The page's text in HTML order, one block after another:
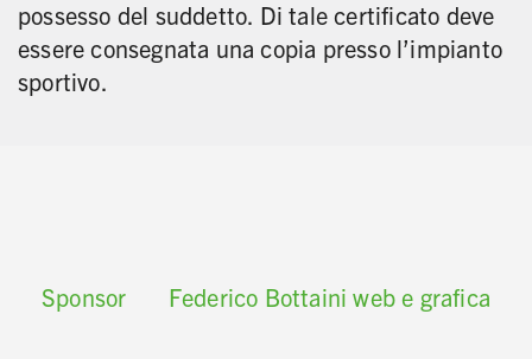
possesso del suddetto. Di tale certificato deve
essere consegnata una copia presso l’impianto
sportivo.
Sponsor Federico Bottaini web e grafica